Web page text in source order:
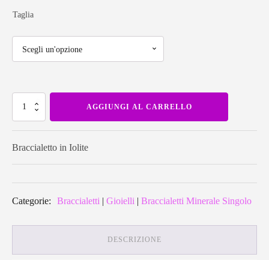
di
prezzo:
39,00€
a
42,00€
Taglia
Braccialetto
Iolite
quantità
AGGIUNGI AL CARRELLO
Braccialetto in Iolite
Categorie: Braccialetti | Gioielli | Braccialetti Minerale Singolo
DESCRIZIONE